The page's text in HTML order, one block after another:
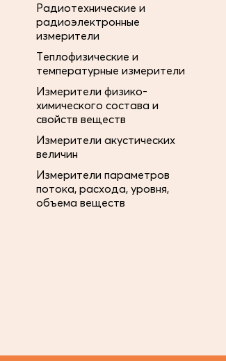
Радиотехнические и
радиоэлектронные
измерители
Теплофизические и
температурные измерители
Измерители физико-
химического состава и
свойств веществ
Измерители акустических
величин
Измерители параметров
потока, расхода, уровня,
объема веществ